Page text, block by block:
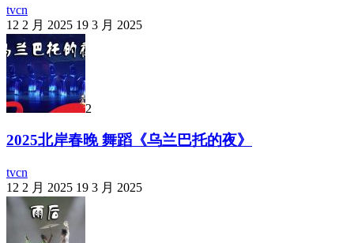
tvcn
12 2 月 2025 19 3 月 2025
2
2025北岸春晚 舞蹈《乌兰巴托的夜》
tvcn
12 2 月 2025 19 3 月 2025